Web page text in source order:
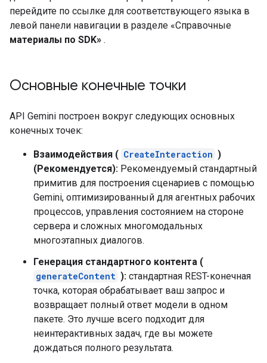
перейдите по ссылке для соответствующего языка в
левой панели навигации в разделе «Справочные
материалы по SDK» .
Основные конечные точки
API Gemini построен вокруг следующих основных
конечных точек:
Взаимодействия ( CreateInteraction )
(Рекомендуется): Рекомендуемый стандартный
примитив для построения сценариев с помощью
Gemini, оптимизированный для агентных рабочих
процессов, управления состоянием на стороне
сервера и сложных многомодальных
многоэтапных диалогов.
Генерация стандартного контента (
generateContent ): стандартная REST-конечная
точка, которая обрабатывает ваш запрос и
возвращает полный ответ модели в одном
пакете. Это лучше всего подходит для
неинтерактивных задач, где вы можете
дождаться полного результата.